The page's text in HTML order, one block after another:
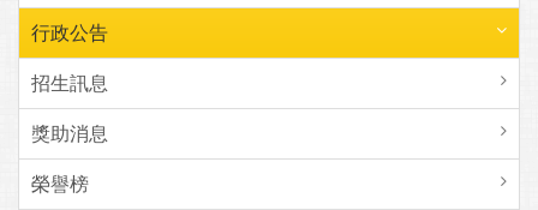
行政公告
招生訊息
獎助消息
榮譽榜